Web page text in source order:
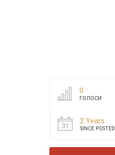
0
ГОЛОСИ
2 Years
SINCE POSTED